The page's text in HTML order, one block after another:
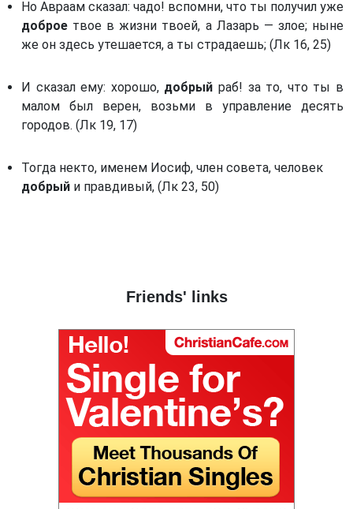
Послание к Титу. (Тит)
Послание к Филимону. (Флм)
Послание к Евреям. (Евр)
Но Авраам сказал: чадо! вспомни, что ты получил уже
доброе твое в жизни твоей, а Лазарь — злое; ныне
же он здесь утешается, а ты страдаешь; (Лк 16, 25)
И сказал ему: хорошо, добрый раб! за то, что ты в
малом был верен, возьми в управление десять
городов. (Лк 19, 17)
Тогда некто, именем Иосиф, член совета, человек
добрый и правдивый, (Лк 23, 50)
Friends' links